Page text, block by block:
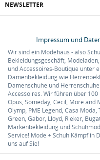
NEWSLETTER
Impressum und
Wir sind ein Modehaus - also
Bekleidungsgeschäft,
und Accessoires-Boutique unter
Damenbekleidung wie
Damenschuhe und
Accessoires. Wir führen über
Opus, Someday, Cecil, More and
Olymp, PME Legend, Casa
Green, Gabor, Lloyd, Rieker,
Markenbekleidung und
Service! Mode + Schuh Kämpf in
uns auf Sie!